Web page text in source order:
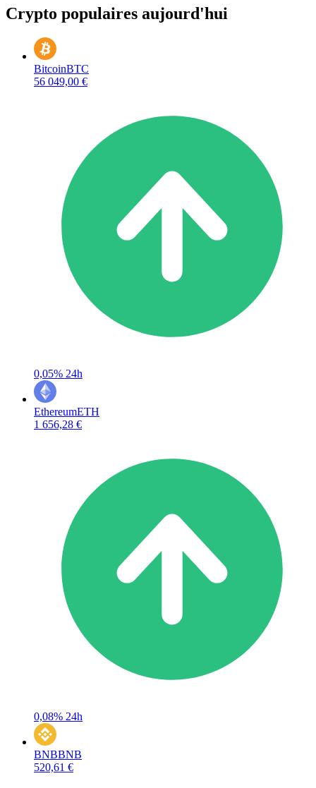
Crypto populaires aujourd'hui
BitcoinBTC
56 049,00 €
0,05% 24h
EthereumETH
1 656,28 €
0,08% 24h
BNBBNB
520,61 €